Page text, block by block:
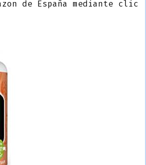
de España mediante clic